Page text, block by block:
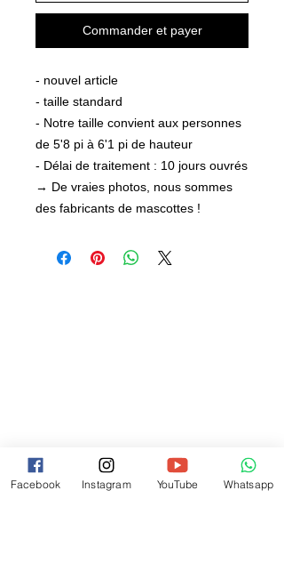
Commander et payer
- nouvel article
- taille standard
- Notre taille convient aux personnes
de 5'8 pi à 6'1 pi de hauteur
- Délai de traitement : 10 jours ouvrés
→ De vraies photos, nous sommes
des fabricants de mascottes !
Facebook Instagram YouTube Whatsapp